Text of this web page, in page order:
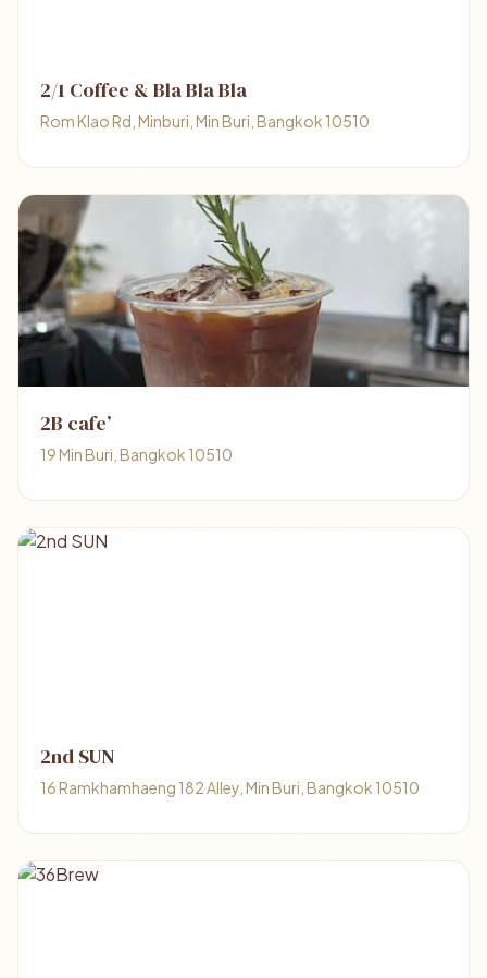
2/1 Coffee & Bla Bla Bla
Rom Klao Rd, Minburi, Min Buri, Bangkok 10510
2B cafe’
19 Min Buri, Bangkok 10510
2nd SUN
16 Ramkhamhaeng 182 Alley, Min Buri, Bangkok 10510